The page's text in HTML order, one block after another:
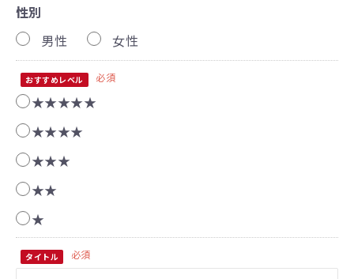
性別
男性
女性
おすすめレベル 必須
★★★★★
★★★★
★★★
★★
★
タイトル 必須